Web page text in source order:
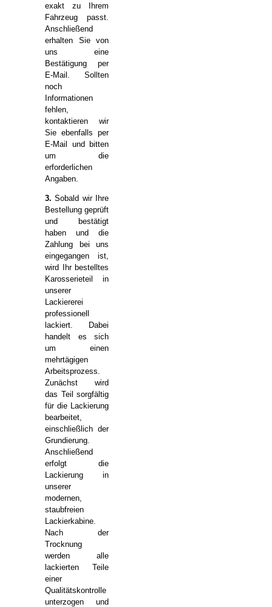
exakt zu Ihrem
Fahrzeug passt.
Anschließend
erhalten Sie von
uns eine
Bestätigung per
E-Mail. Sollten
noch
Informationen
fehlen,
kontaktieren wir
Sie ebenfalls per
E-Mail und bitten
um die
erforderlichen
Angaben.
3. Sobald wir Ihre
Bestellung geprüft
und bestätigt
haben und die
Zahlung bei uns
eingegangen ist,
wird Ihr bestelltes
Karosserieteil in
unserer
Lackiererei
professionell
lackiert. Dabei
handelt es sich
um einen
mehrtägigen
Arbeitsprozess.
Zunächst wird
das Teil sorgfältig
für die Lackierung
bearbeitet,
einschließlich der
Grundierung.
Anschließend
erfolgt die
Lackierung in
unserer
modernen,
staubfreien
Lackierkabine.
Nach der
Trocknung
werden alle
lackierten Teile
einer
Qualitätskontrolle
unterzogen und